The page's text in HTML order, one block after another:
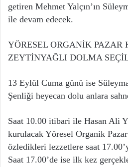
getiren Mehmet Yalçın’ın
ile devam edecek.
YÖRESEL ORGANİK PAZAR
ZEYTİNYAĞLI DOLMA
13 Eylül Cuma günü ise
Şenliği heyecan dolu anlara
Saat 10.00 itibari ile Hasan Ali
kurulacak Yöresel Organik
özledikleri lezzetlere saat
Saat 17.00’de ise ilk kez